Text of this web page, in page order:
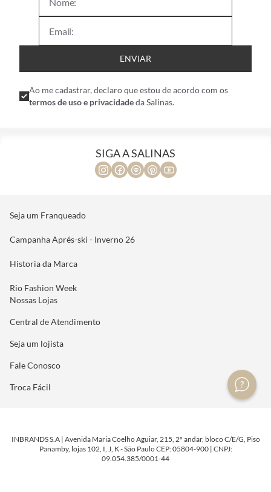
ENVIAR
Ao me cadastrar, declaro que estou de acordo com os
termos de uso e privacidadeda Salinas.
SIGA A SALINAS
Seja um Franqueado
Campanha Aprés-ski - Inverno 26
Historia da Marca
Rio Fashion Week
Nossas Lojas
Central de Atendimento
Seja um lojista
Fale Conosco
Troca Fácil
INBRANDS S.A | Avenida Maria Coelho Aguiar, 215, 2º andar, bloco C/E/G, Piso
Panamby, lojas 102, I, J, K - São Paulo CEP: 05804-900 | CNPJ:
09.054.385/0001-44